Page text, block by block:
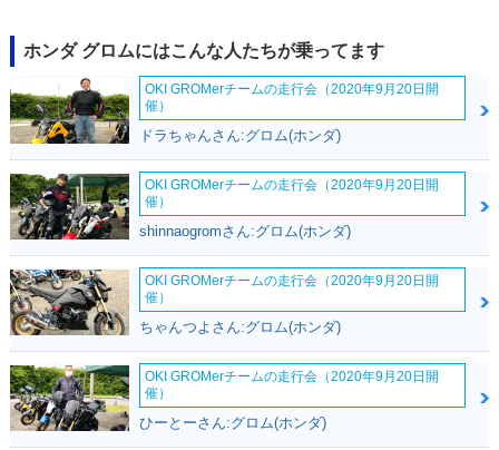
2015年 GROM・カ
ラーチェンジ
2014年 GROM・マ
イナーチェンジ
2013年 GROM・新
登場
ホンダ グロムにはこんな人たちが乗ってます
OKI GROMerチームの走行会（2020年9月20日開
催）
ドラちゃんさん:グロム(ホンダ)
OKI GROMerチームの走行会（2020年9月20日開
催）
shinnaogromさん:グロム(ホンダ)
OKI GROMerチームの走行会（2020年9月20日開
催）
ちゃんつよさん:グロム(ホンダ)
OKI GROMerチームの走行会（2020年9月20日開
催）
ひーとーさん:グロム(ホンダ)